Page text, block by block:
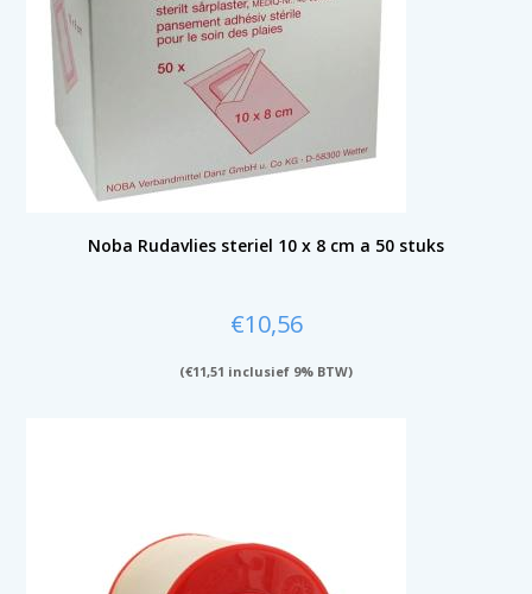
Noba Rudavlies steriel 10 x 8 cm a 50 stuks
€10,56
(€11,51 inclusief 9% BTW)